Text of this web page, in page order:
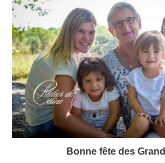
Bonne fête des